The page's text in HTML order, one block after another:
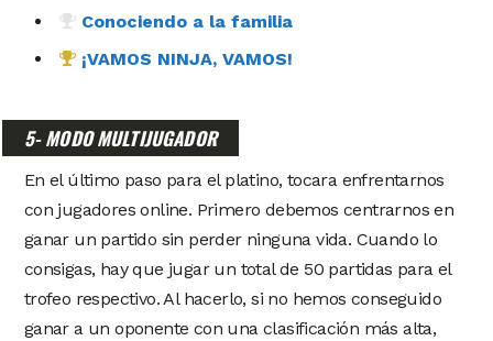
Conociendo a la familia
¡VAMOS NINJA, VAMOS!
5- MODO MULTIJUGADOR
En el último paso para el platino, tocara enfrentarnos
con jugadores online. Primero debemos centrarnos en
ganar un partido sin perder ninguna vida. Cuando lo
consigas, hay que jugar un total de 50 partidas para el
trofeo respectivo. Al hacerlo, si no hemos conseguido
ganar a un oponente con una clasificación más alta,